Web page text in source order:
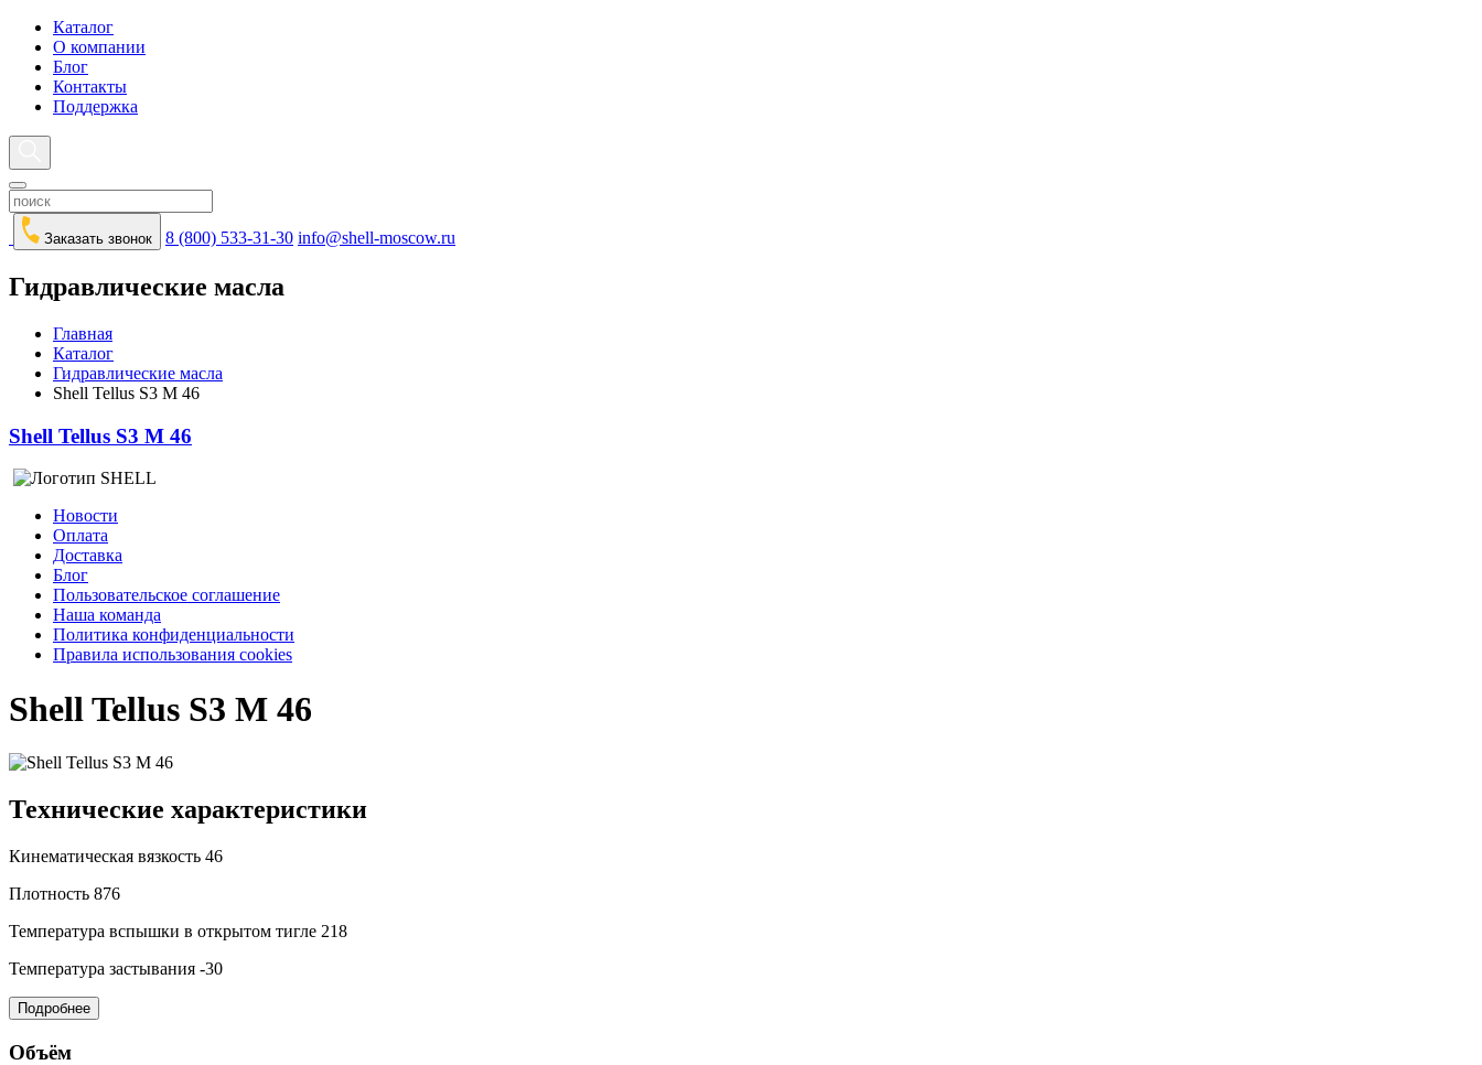
Каталог
О компании
Блог
Контакты
Поддержка
Заказать звонок 8 (800) 533-31-30 info@shell-moscow.ru
Гидравлические масла
Главная
Каталог
Гидравлические масла
Shell Tellus S3 M 46
Shell Tellus S3 M 46
Новости
Оплата
Доставка
Блог
Пользовательское соглашение
Наша команда
Политика конфиденциальности
Правила использования cookies
Shell Tellus S3 M 46
Технические характеристики
Кинематическая вязкость 46
Плотность 876
Температура вспышки в открытом тигле 218
Температура застывания -30
Подробнее
Объём